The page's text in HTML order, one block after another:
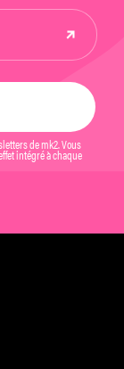
de mk2. Vous
intégré à chaque